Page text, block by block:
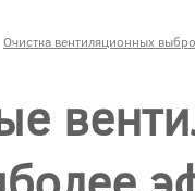
Очистка вентиляционных